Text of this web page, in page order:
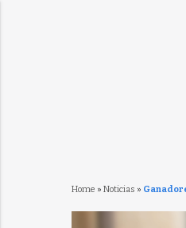
Home » Noticias »